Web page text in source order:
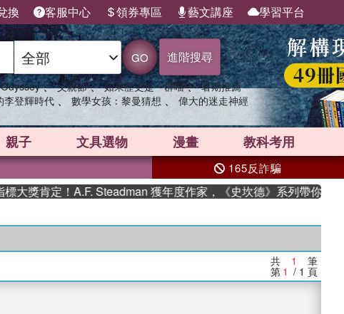
換 客服中心 領券專區 藝文講座 學習平台
GO 進階搜尋
、 父親節 、 如果歷史是一群喵 、 暑期推薦
李登輝時代 、 數學女孩：黎曼猜想 、 偉大的迷走神經
親子 文具選物 漫畫 教科考用
165反詐騙
大獎肯定！A.F. Steadman 獲年度作家，《史坎德》系列帶你踏上熱
共 1 筆
第 1 / 1 頁